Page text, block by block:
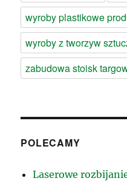
wyroby plastikowe
wyroby z tworzyw
zabudowa stoisk
POLECAMY
Laserowe